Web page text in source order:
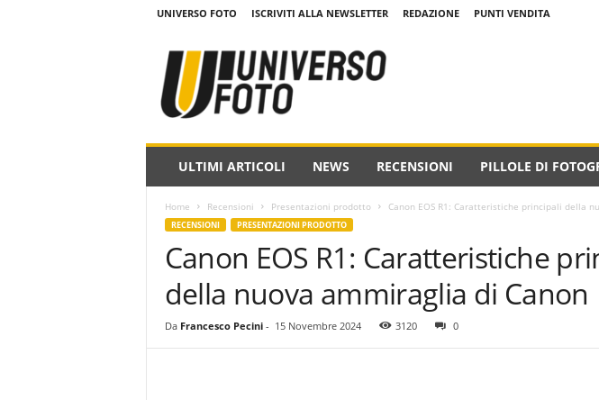
UNIVERSO FOTO ISCRIVITI ALLA NEWSLETTER REDAZIONE PUNTI VENDITA
.
ULTIMI ARTICOLI NEWS RECENSIONI PILLOLE DI
Home Recensioni Presentazioni prodotto Canon EOS R1: Caratteristiche principali della
RECENSIONI PRESENTAZIONI PRODOTTO
Canon EOS R1: Caratteristiche
della nuova ammiraglia di Canon
Da Francesco Pecini- 15 Novembre 2024 3120 0